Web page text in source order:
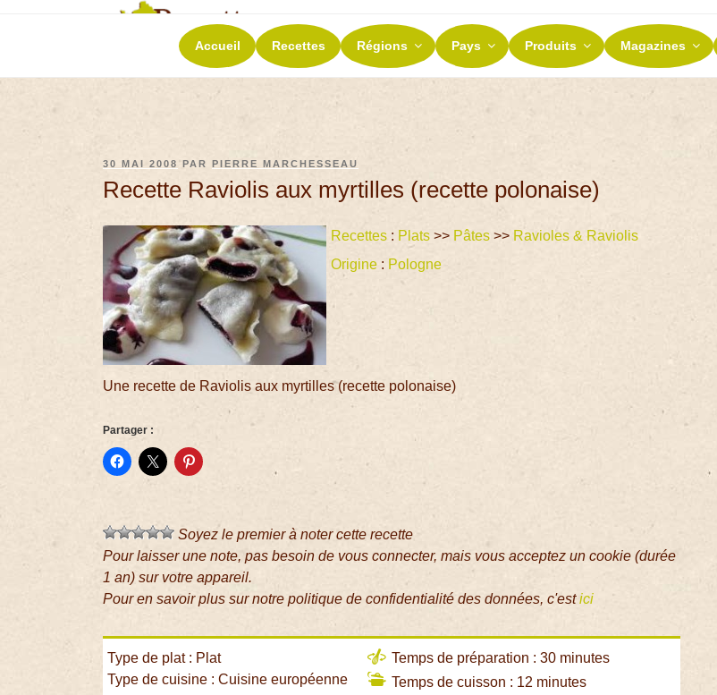
RECETTES ET TERROIRS
La richesse de nos terroirs
Accueil Recettes Régions Pays Produits Magazines
30 MAI 2008 PARPIERRE MARCHESSEAU
Recette Raviolis aux myrtilles (recette polonaise)
Recettes : Plats >> Pâtes >> Ravioles & Raviolis
Origine : Pologne
Une recette de Raviolis aux myrtilles (recette polonaise)
Partager :
Soyez le premier à noter cette recette
Pour laisser une note, pas besoin de vous connecter, mais vous acceptez un cookie (durée
1 an) sur votre appareil.
Pour en savoir plus sur notre politique de confidentialité des données, c'estici
Type de plat : Plat
Type de cuisine : Cuisine européenne
Temps de préparation : 30 minutes
Temps de cuisson : 12 minutes